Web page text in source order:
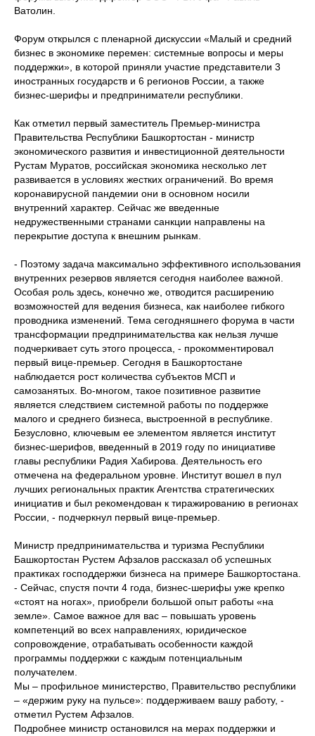
Ватолин.
Форум открылся с пленарной дискуссии «Малый и средний
бизнес в экономике перемен: системные вопросы и меры
поддержки», в которой приняли участие представители 3
иностранных государств и 6 регионов России, а также
бизнес-шерифы и предприниматели республики.
Как отметил первый заместитель Премьер-министра
Правительства Республики Башкортостан - министр
экономического развития и инвестиционной деятельности
Рустам Муратов, российская экономика несколько лет
развивается в условиях жестких ограничений. Во время
коронавирусной пандемии они в основном носили
внутренний характер. Сейчас же введенные
недружественными странами санкции направлены на
перекрытие доступа к внешним рынкам.
- Поэтому задача максимально эффективного использования
внутренних резервов является сегодня наиболее важной.
Особая роль здесь, конечно же, отводится расширению
возможностей для ведения бизнеса, как наиболее гибкого
проводника изменений. Тема сегодняшнего форума в части
трансформации предпринимательства как нельзя лучше
подчеркивает суть этого процесса, - прокомментировал
первый вице-премьер. Сегодня в Башкортостане
наблюдается рост количества субъектов МСП и
самозанятых. Во-многом, такое позитивное развитие
является следствием системной работы по поддержке
малого и среднего бизнеса, выстроенной в республике.
Безусловно, ключевым ее элементом является институт
бизнес-шерифов, введенный в 2019 году по инициативе
главы республики Радия Хабирова. Деятельность его
отмечена на федеральном уровне. Институт вошел в пул
лучших региональных практик Агентства стратегических
инициатив и был рекомендован к тиражированию в регионах
России, - подчеркнул первый вице-премьер.
Министр предпринимательства и туризма Республики
Башкортостан Рустем Афзалов рассказал об успешных
практиках господдержки бизнеса на примере Башкортостана.
- Сейчас, спустя почти 4 года, бизнес-шерифы уже крепко
«стоят на ногах», приобрели большой опыт работы «на
земле». Самое важное для вас – повышать уровень
компетенций во всех направлениях, юридическое
сопровождение, отрабатывать особенности каждой
программы поддержки с каждым потенциальным
получателем.
Мы – профильное министерство, Правительство республики
– «держим руку на пульсе»: поддерживаем вашу работу, -
отметил Рустем Афзалов.
Подробнее министр остановился на мерах поддержки и